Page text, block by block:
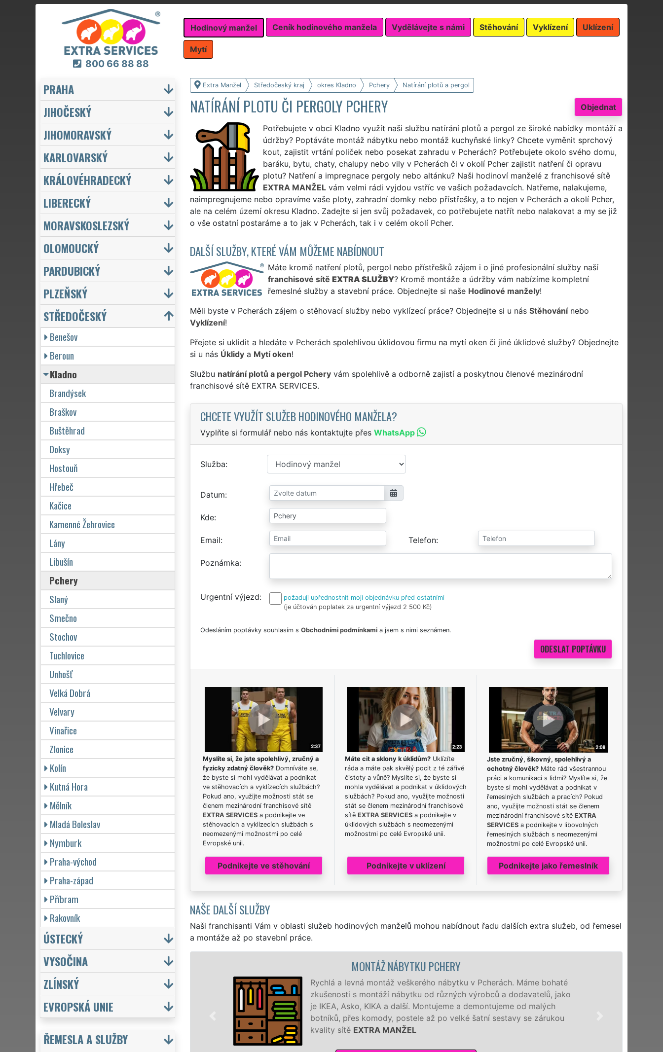
800 66 88 88
Hodinový manžel Ceník hodinového manžela Vydělávejte s námi Stěhování Vyklízení Uklízení
Mytí
Extra Manžel Středočeský kraj okres Kladno Pchery Natírání plotů a pergol
Objednat
NATÍRÁNÍ PLOTU ČI PERGOLY PCHERY
Potřebujete v obci Kladno využít naši službu natírání plotů a pergol ze široké nabídky montáží a
údržby? Poptáváte montáž nábytku nebo montáž kuchyňské linky? Chcete vyměnit sprchový
kout, zajistit vrtání poliček nebo posekat zahradu v Pcherách? Potřebujete okolo svého domu,
baráku, bytu, chaty, chalupy nebo vily v Pcherách či v okolí Pcher zajistit natření či opravu
plotu? Natření a impregnace pergoly nebo altánku? Naši hodinoví manželé z franchisové sítě
EXTRA MANŽELvám velmi rádi vyjdou vstříc ve vašich požadavcích. Natřeme, nalakujeme,
naimpregnujeme nebo opravíme vaše ploty, zahradní domky nebo přístřešky, a to nejen v Pcherách a okolí Pcher,
ale na celém území okresu Kladno. Zadejte si jen svůj požadavek, co potřebujete natřít nebo nalakovat a my se již
o vše ostatní postaráme a to jak v Pcherách, tak i v celém okolí Pcher.
DALŠÍ SLUŽBY, KTERÉ VÁM MŮŽEME NABÍDNOUT
Máte kromě natření plotů, pergol nebo přístřešků zájem i o jiné profesionální služby naší
franchisové sítě EXTRA SLUŽBY? Kromě montáže a údržby vám nabízíme kompletní
řemeslné služby a stavební práce. Objednejte si naše Hodinové manžely!
Měli byste v Pcherách zájem o stěhovací služby nebo vyklízecí práce? Objednejte si u nás Stěhovánínebo
Vyklízení!
Přejete si uklidit a hledáte v Pcherách spolehlivou úklidovou firmu na mytí oken či jiné úklidové služby? Objednejte
si u nás Úklidya Mytí oken!
Službu natírání plotů a pergol Pcheryvám spolehlivě a odborně zajistí a poskytnou členové mezinárodní
franchisové sítě EXTRA SERVICES.
CHCETE VYUŽÍT SLUŽEB HODINOVÉHO MANŽELA?
Vyplňte si formulář nebo nás kontaktujte přes WhatsApp
Služba
Datum
Kde
Email Telefon
Poznámka
Urgentní výjezd
požaduji upřednostnit moji objednávku před ostatními
(je účtován poplatek za urgentní výjezd 2 500 Kč)
Odesláním poptávky souhlasím s Obchodními podmínkamia jsem s nimi seznámen.
Myslíte si, že jste spolehlivý, zručný a
fyzicky zdatný člověk?Domníváte se,
že byste si mohl vydělávat a podnikat
ve stěhovacích a vyklízecích službách?
Pokud ano, využijte možnosti stát se
členem mezinárodní franchisové sítě
EXTRA SERVICESa podnikejte ve
stěhovacích a vyklízecích službách s
neomezenými možnostmi po celé
Evropské unii.
Podnikejte ve stěhování
Máte cit a sklony k úklidům?Uklízíte
ráda a máte pak skvělý pocit z té zářivé
čistoty a vůně? Myslíte si, že byste si
mohla vydělávat a podnikat v úklidových
službách? Pokud ano, využijte možnosti
stát se členem mezinárodní franchisové
sítě EXTRA SERVICESa podnikejte v
úklidových službách s neomezenými
možnostmi po celé Evropské unii.
Podnikejte v uklízení
Jste zručný, šikovný, spolehlivý a
ochotný člověk? Máte rád všestrannou
práci a komunikaci s lidmi? Myslíte si, že
byste si mohl vydělávat a podnikat v
řemeslných službách a pracích? Pokud
ano, využijte možnosti stát se členem
mezinárodní franchisové sítěEXTRA
SERVICES a podnikejte v libovolných
řemeslných službách s neomezenými
možnostmi po celé Evropské unii.
Podnikejte jako řemeslník
NAŠE DALŠÍ SLUŽBY
Naši franchisanti Vám v oblasti služeb hodinových manželů mohou nabídnout řadu dalších extra služeb, od řemesel
a montáže až po stavební práce.
MONTÁŽ NÁBYTKU PCHERY
Rychlá a levná montáž veškerého nábytku v Pcherách. Máme bohaté
zkušenosti s montáží nábytku od různých výrobců a dodavatelů, jako
je IKEA, Asko, KIKA a další. Montujeme a demontujeme od malých
botníků, přes komody, postele až po velké šatní sestavy se zárukou
Naši hodinoví manžele pro
Pcherách a okolí montují
výrobců. Ať už se jedná o
německé Nobilie, manželé sítě
PRAHA
JIHOČESKÝ
JIHOMORAVSKÝ
KARLOVARSKÝ
KRÁLOVÉHRADECKÝ
LIBERECKÝ
MORAVSKOSLEZSKÝ
OLOMOUCKÝ
PARDUBICKÝ
PLZEŇSKÝ
STŘEDOČESKÝ
Benešov
Beroun
Kladno
Brandýsek
Braškov
Buštěhrad
Doksy
Hostouň
Hřebeč
Kačice
Kamenné Žehrovice
Lány
Libušín
Pchery
Slaný
Smečno
Stochov
Tuchlovice
Unhošť
Velká Dobrá
Velvary
Vinařice
Zlonice
Kolín
Kutná Hora
Mělník
Mladá Boleslav
Nymburk
Praha-východ
Praha-západ
Příbram
Rakovník
ÚSTECKÝ
VYSOČINA
ZLÍNSKÝ
EVROPSKÁ UNIE
ŘEMESLA A SLUŽBY